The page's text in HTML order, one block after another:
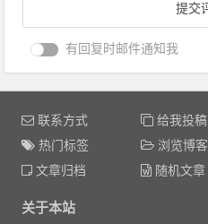
有回复时邮件通知我
联系方式 给我投稿
热门标签
浏览博客
文章归档
随机文章
关于本站